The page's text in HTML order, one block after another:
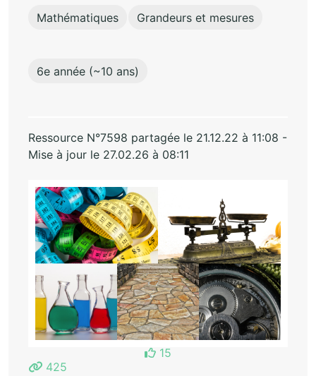
Mathématiques Grandeurs et mesures
6e année (~10 ans)
Ressource N°7598 partagée le 21.12.22 à 11:08 -
Mise à jour le 27.02.26 à 08:11
15
425